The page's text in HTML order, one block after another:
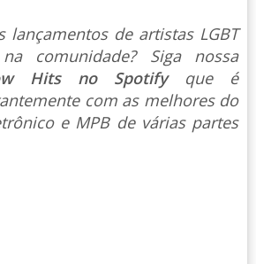
lançamentos de artistas LGBT
comunidade? Siga nossa
Hits no Spotify que é
com as melhores do
e MPB de várias partes